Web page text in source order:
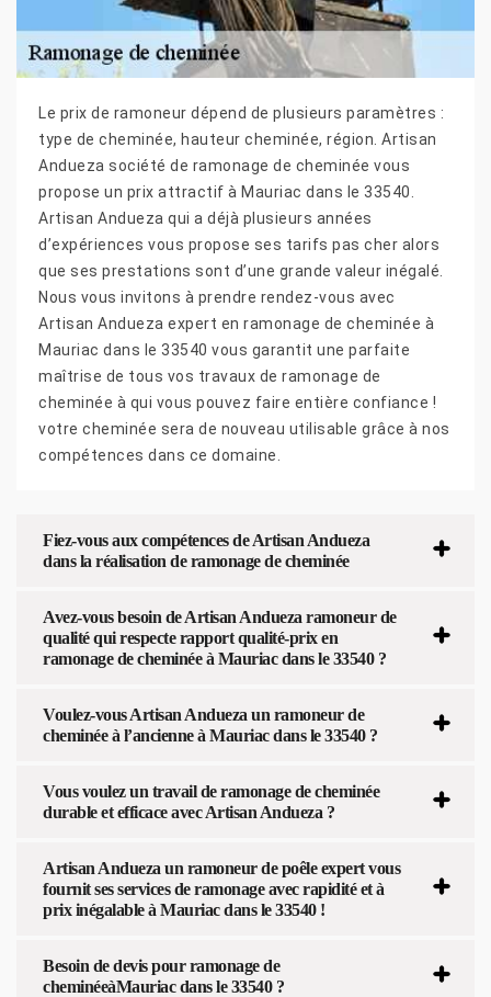
Le prix de ramoneur dépend de plusieurs paramètres :
type de cheminée, hauteur cheminée, région. Artisan
Andueza société de ramonage de cheminée vous
propose un prix attractif à Mauriac dans le 33540.
Artisan Andueza qui a déjà plusieurs années
d’expériences vous propose ses tarifs pas cher alors
que ses prestations sont d’une grande valeur inégalé.
Nous vous invitons à prendre rendez-vous avec
Artisan Andueza expert en ramonage de cheminée à
Mauriac dans le 33540 vous garantit une parfaite
maîtrise de tous vos travaux de ramonage de
cheminée à qui vous pouvez faire entière confiance !
votre cheminée sera de nouveau utilisable grâce à nos
compétences dans ce domaine.
Fiez-vous aux compétences de Artisan Andueza
dans la réalisation de ramonage de cheminée
Avez-vous besoin de Artisan Andueza ramoneur de
qualité qui respecte rapport qualité-prix en
ramonage de cheminée à Mauriac dans le 33540 ?
Voulez-vous Artisan Andueza un ramoneur de
cheminée à l’ancienne à Mauriac dans le 33540 ?
Vous voulez un travail de ramonage de cheminée
durable et efficace avec Artisan Andueza ?
Artisan Andueza un ramoneur de poêle expert vous
fournit ses services de ramonage avec rapidité et à
prix inégalable à Mauriac dans le 33540 !
Besoin de devis pour ramonage de
cheminéeàMauriac dans le 33540 ?